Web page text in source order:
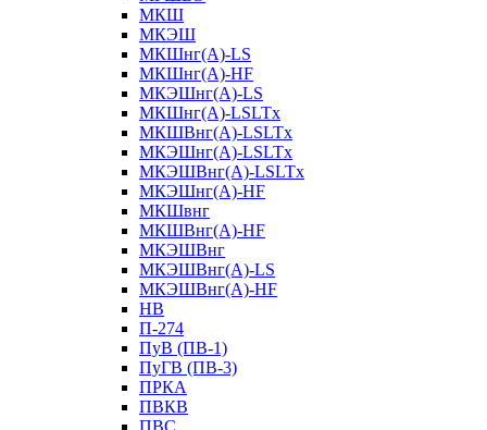
МКШ
МКЭШ
МКШнг(А)-LS
МКШнг(А)-HF
МКЭШнг(А)-LS
МКШнг(А)-LSLTx
МКШВнг(A)-LSLTx
МКЭШнг(А)-LSLTx
МКЭШВнг(A)-LSLTx
МКЭШнг(А)-HF
МКШвнг
МКШВнг(А)-HF
МКЭШВнг
МКЭШВнг(А)-LS
МКЭШВнг(А)-HF
НВ
П-274
ПуВ (ПВ-1)
ПуГВ (ПВ-3)
ПРКА
ПВКВ
ПВС